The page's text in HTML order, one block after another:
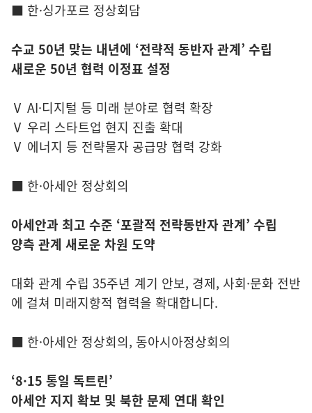
■ 한·싱가포르 정상회담
수교 50년 맞는 내년에 ‘전략적 동반자 관계’ 수립
새로운 50년 협력 이정표 설정
Ⅴ AI·디지털 등 미래 분야로 협력 확장
Ⅴ 우리 스타트업 현지 진출 확대
Ⅴ 에너지 등 전략물자 공급망 협력 강화
■ 한·아세안 정상회의
아세안과 최고 수준 ‘포괄적 전략동반자 관계’ 수립
양측 관계 새로운 차원 도약
대화 관계 수립 35주년 계기 안보, 경제, 사회·문화 전반
에 걸쳐 미래지향적 협력을 확대합니다.
■ 한·아세안 정상회의, 동아시아정상회의
‘8·15 통일 독트린’
아세안 지지 확보 및 북한 문제 연대 확인